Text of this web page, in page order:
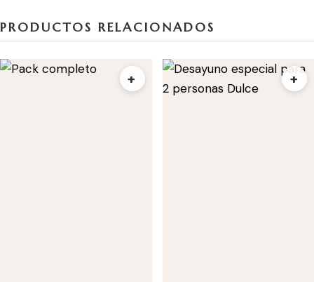
PRODUCTOS RELACIONADOS
+ +